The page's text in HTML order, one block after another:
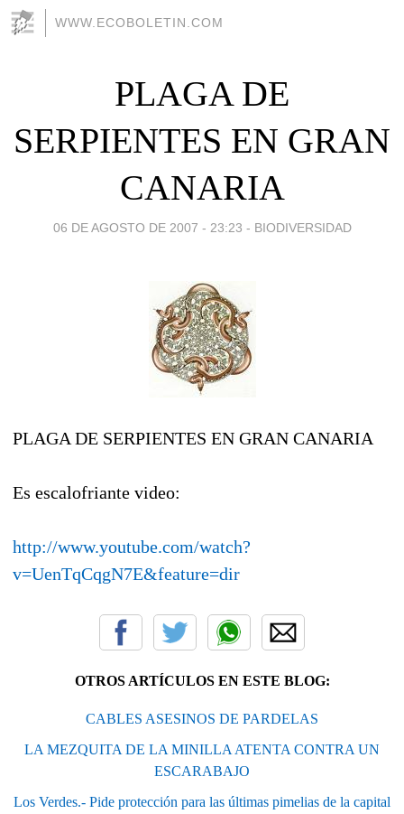
WWW.ECOBOLETIN.COM
PLAGA DE
SERPIENTES EN GRAN
CANARIA
06 DE AGOSTO DE 2007 - 23:23 - BIODIVERSIDAD
PLAGA DE SERPIENTES EN GRAN CANARIA
Es escalofriante video:
http://www.youtube.com/watch?
v=UenTqCqgN7E&feature=dir
OTROS ARTÍCULOS EN ESTE BLOG:
CABLES ASESINOS DE PARDELAS
LA MEZQUITA DE LA MINILLA ATENTA CONTRA UN
ESCARABAJO
Los Verdes.- Pide protección para las últimas pimelias de la capital